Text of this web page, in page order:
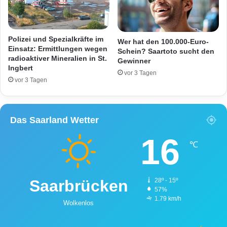
i
m
s
p
i
e
l
d
V
V
e
r
k
e
h
r
s
u
Polizei und Spezialkräfte im
Einsatz: Ermittlungen wegen
radioaktiver Mineralien in St.
Ingbert
vor 3 Tagen
Wer hat den 100.000-Euro-
Schein? Saartoto sucht den
Gewinner
vor 3 Tagen
Das Saarland Wetter
Saarbrücken
Wolkenlos
16 ℃
28º - 15º
57%
1.79 km/h